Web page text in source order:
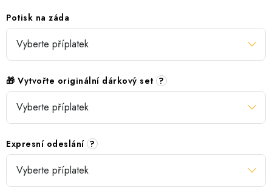
Potisk na záda
🎁 Vytvořte originální dárkový set ?
Expresní odeslání ?